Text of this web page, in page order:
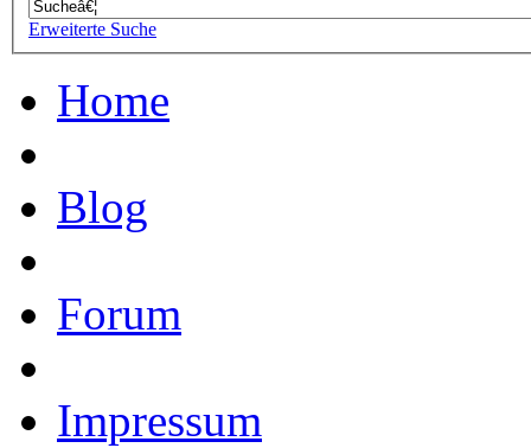
Erweiterte Suche
Home
Blog
Forum
Impressum